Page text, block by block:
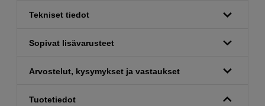
Tekniset tiedot
Sopivat lisävarusteet
Arvostelut, kysymykset ja vastaukset
Tuotetiedot